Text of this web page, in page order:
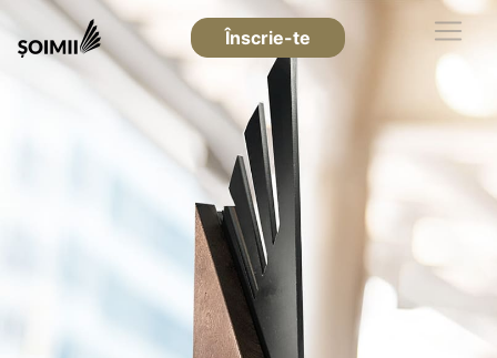
Înscrie-te